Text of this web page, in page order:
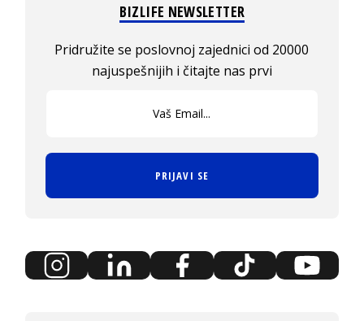
BIZLIFE NEWSLETTER
Pridružite se poslovnoj zajednici od 20000
najuspešnijih i čitajte nas prvi
PRIJAVI SE